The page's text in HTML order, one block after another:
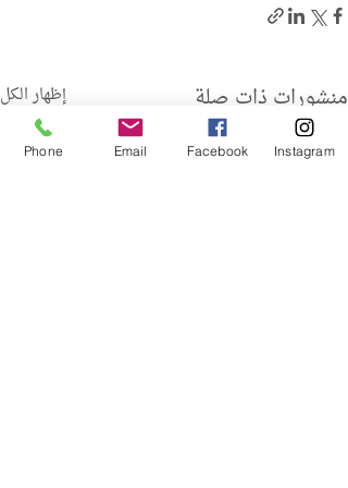
منشورات ذات صلة إظهار الكل
Phone Email Facebook Instagram